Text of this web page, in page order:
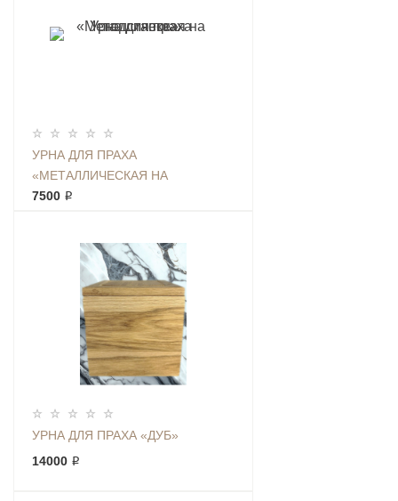
УРНА ДЛЯ ПРАХА
«МЕТАЛЛИЧЕСКАЯ НА
ПОДСТАВКЕ»
7500 ₽
УРНА ДЛЯ ПРАХА «ДУБ»
14000 ₽